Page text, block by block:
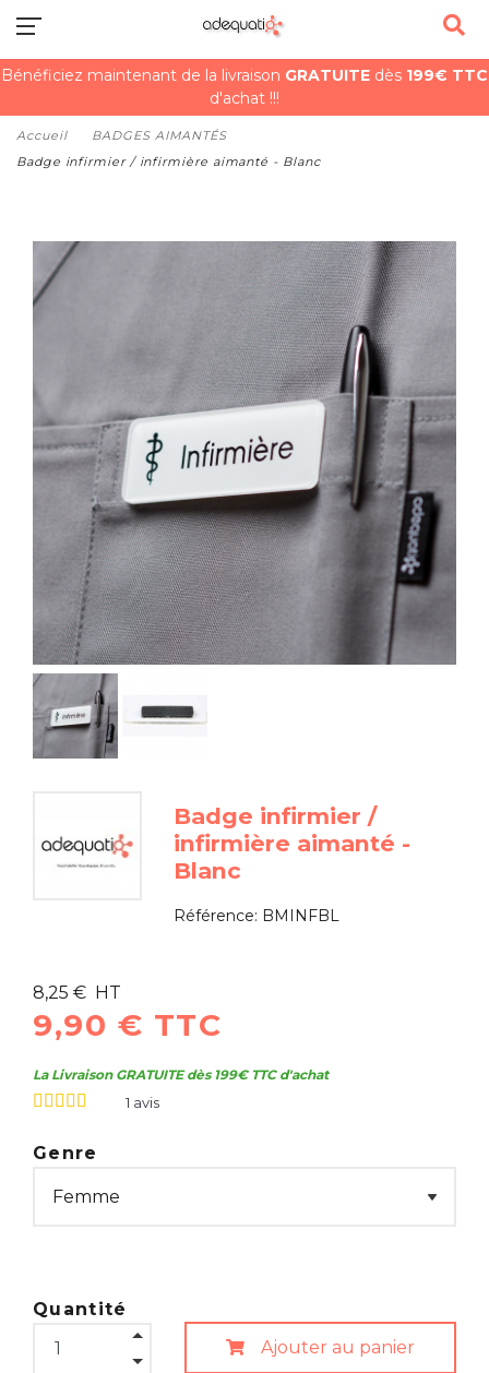
Bénéficiez maintenant de la livraison GRATUITE dès 199€ TTC
d'achat !!!
Accueil
BADGES AIMANTÉS
Badge infirmier / infirmière aimanté - Blanc
Badge infirmier /
infirmière aimanté -
Blanc
Référence: BMINFBL
8,25 € HT
9,90 € TTC
La Livraison GRATUITE dès 199€ TTC d'achat
1 avis
Genre
Quantité
Ajouter au panier